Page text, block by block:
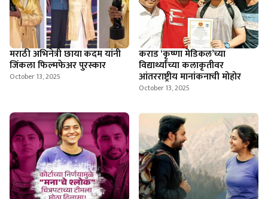
मराठी अभिनेत्री छाया कदम यांनी
जिंकला फिल्मफेअर पुरस्कार
October 13, 2025
कराड ‘कृष्णा मेडिकल’च्या
विद्यार्थ्यांच्या कलाकृतीवर
आंतरराष्ट्रीय मानांकनाची मोहोर
October 13, 2025